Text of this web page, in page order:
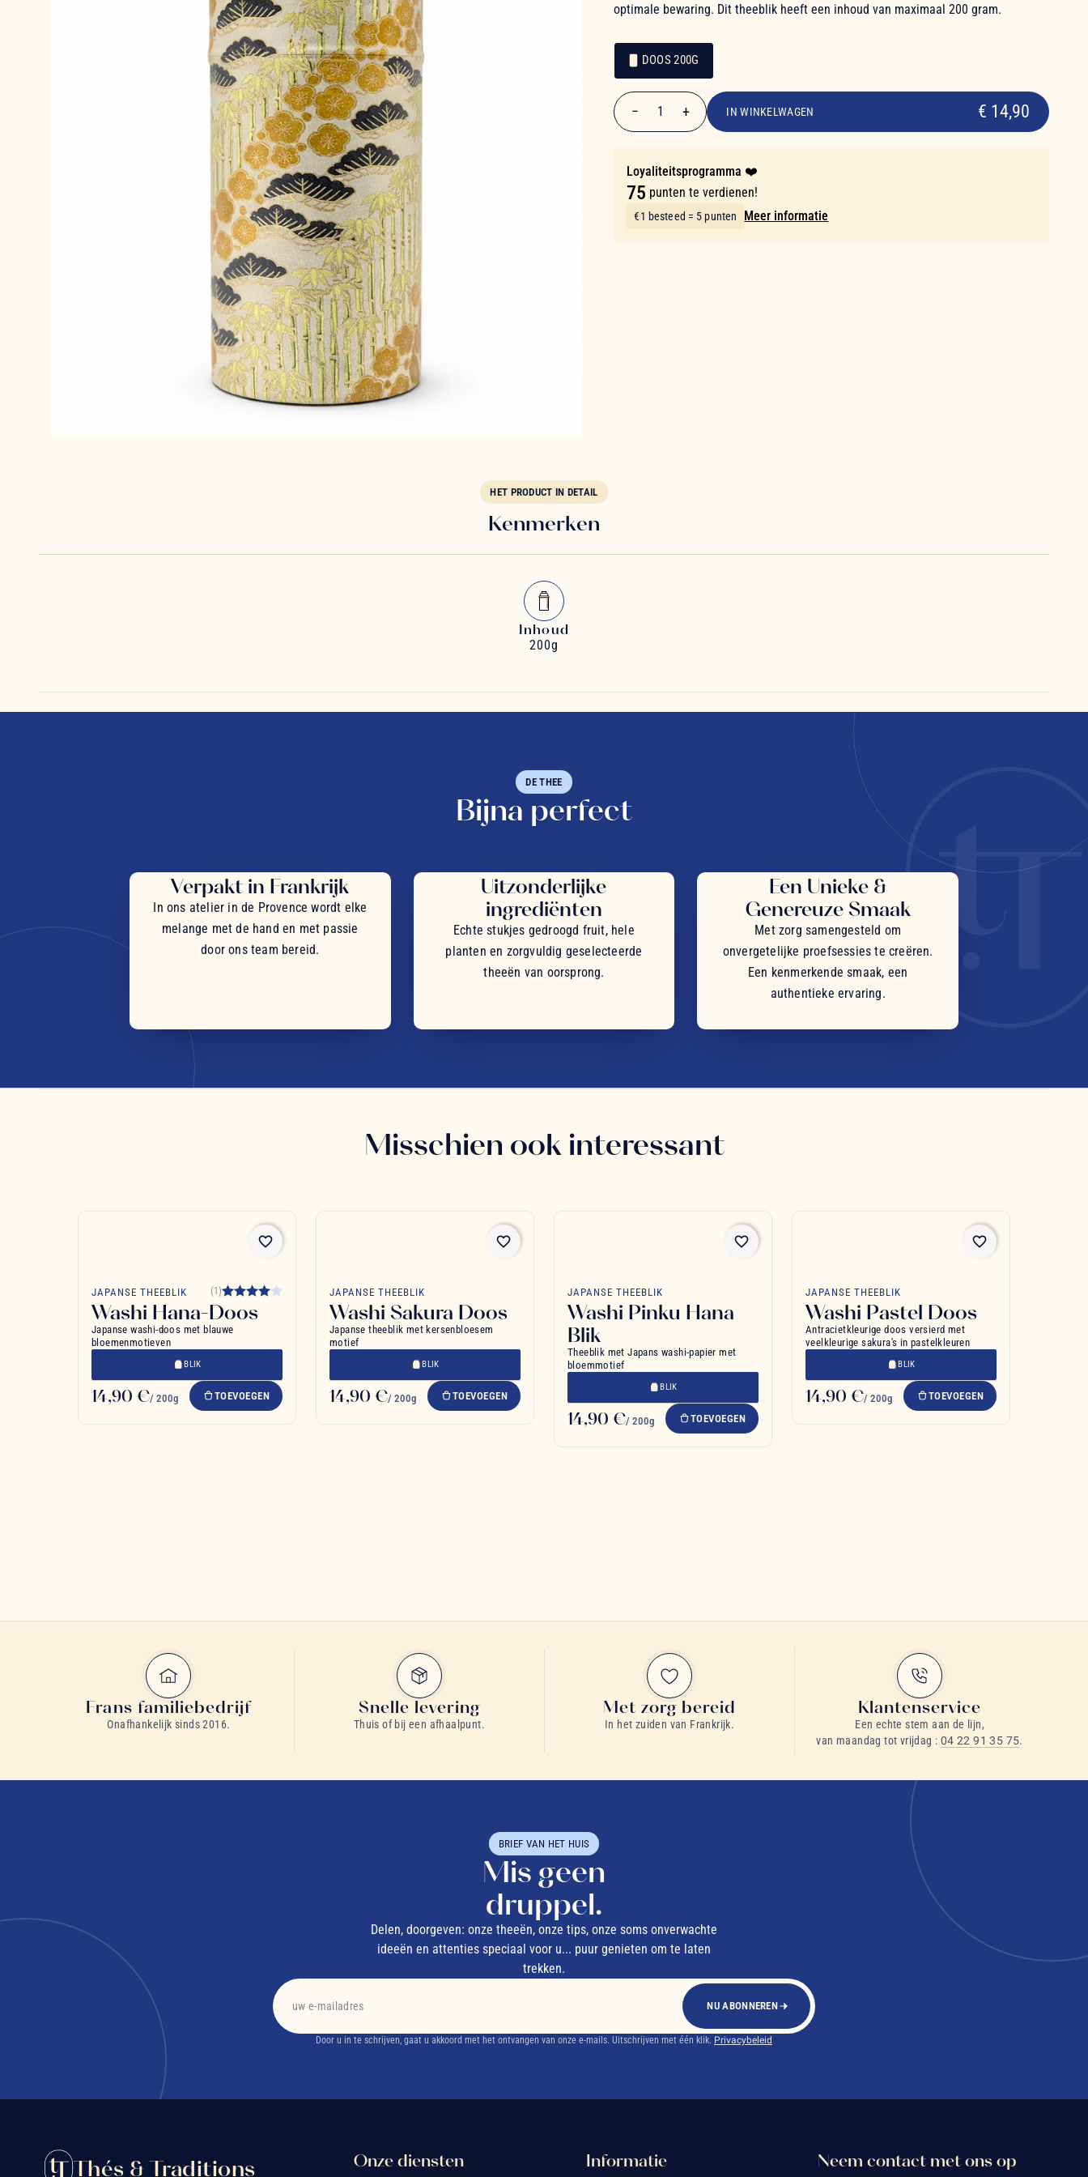
optimale bewaring. Dit theeblik heeft een inhoud van maximaal 200 gram.
Verpakking
Verpakking
DOOS 200G
€ 14,90
− 1 +
Aantal
IN WINKELWAGEN € 14,90
Loyaliteitsprogramma ❤️
75 punten te verdienen!
€1 besteed = 5 punten Meer informatie
HET PRODUCT IN DETAIL
Kenmerken
Inhoud
200g
DE THEE
Bijna perfect
Verpakt in Frankrijk
In ons atelier in de Provence wordt elke
melange met de hand en met passie
door ons team bereid.
Uitzonderlijke
ingrediënten
Echte stukjes gedroogd fruit, hele
planten en zorgvuldig geselecteerde
theeën van oorsprong.
Een Unieke &
Genereuze Smaak
Met zorg samengesteld om
onvergetelijke proefsessies te creëren.
Een kenmerkende smaak, een
authentieke ervaring.
Misschien ook interessant
favorite_border
JAPANSE THEEBLIK (1)
Washi Hana-Doos
Japanse washi-doos met blauwe
bloemenmotieven
BLIK
14,90 €/ 200g TOEVOEGEN
favorite_border
JAPANSE THEEBLIK
Washi Sakura Doos
Japanse theeblik met kersenbloesem
motief
BLIK
14,90 €/ 200g TOEVOEGEN
favorite_border
JAPANSE THEEBLIK
Washi Pinku Hana
Blik
Theeblik met Japans washi-papier met
bloemmotief
BLIK
14,90 €/ 200g TOEVOEGEN
favorite_border
JAPANSE THEEBLIK
Washi Pastel Doos
Antracietkleurige doos versierd met
veelkleurige sakura's in pastelkleuren
BLIK
14,90 €/ 200g TOEVOEGEN
Frans familiebedrijf
Onafhankelijk sinds 2016.
Snelle levering
Thuis of bij een afhaalpunt.
Met zorg bereid
In het zuiden van Frankrijk.
Klantenservice
Een echte stem aan de lijn,
van maandag tot vrijdag : 04 22 91 35 75.
BRIEF VAN HET HUIS
Mis geen
druppel.
Delen, doorgeven: onze theeën, onze tips, onze soms onverwachte
ideeën en attenties speciaal voor u... puur genieten om te laten
trekken.
NU ABONNEREN
Door u in te schrijven, gaat u akkoord met het ontvangen van onze e-mails. Uitschrijven met één klik. Privacybeleid
Thés & Traditions Onze diensten Informatie Neem contact met ons op